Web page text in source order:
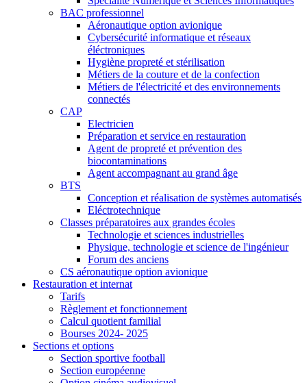
BAC professionnel
Aéronautique option avionique
Cybersécurité informatique et réseaux
éléctroniques
Hygiène propreté et stérilisation
Métiers de la couture et de la confection
Métiers de l'électricité et des environnements
connectés
CAP
Electricien
Préparation et service en restauration
Agent de propreté et prévention des
biocontaminations
Agent accompagnant au grand âge
BTS
Conception et réalisation de systèmes automatisés
Eléctrotechnique
Classes préparatoires aux grandes écoles
Technologie et sciences industrielles
Physique, technologie et science de l'ingénieur
Forum des anciens
CS aéronautique option avionique
Restauration et internat
Tarifs
Règlement et fonctionnement
Calcul quotient familial
Bourses 2024- 2025
Sections et options
Section sportive football
Section européenne